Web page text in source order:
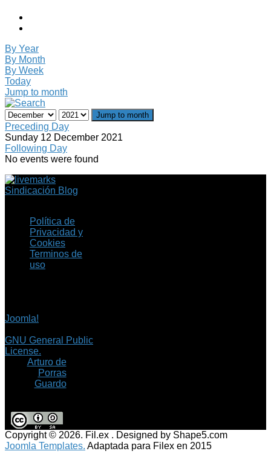
By Year
By Month
By Week
Today
Jump to month
Jump to month
Preceding Day
Sunday 12 December 2021
Following Day
No events were found
Sindicación Blog
Política de
Privacidad y
Cookies
Terminos de
uso
Joomla!
GNU General Public
License.
Arturo de
Porras
Guardo
Copyright © 2026. Fil.ex . Designed by Shape5.com
Joomla Templates. Adaptada para Filex en 2015